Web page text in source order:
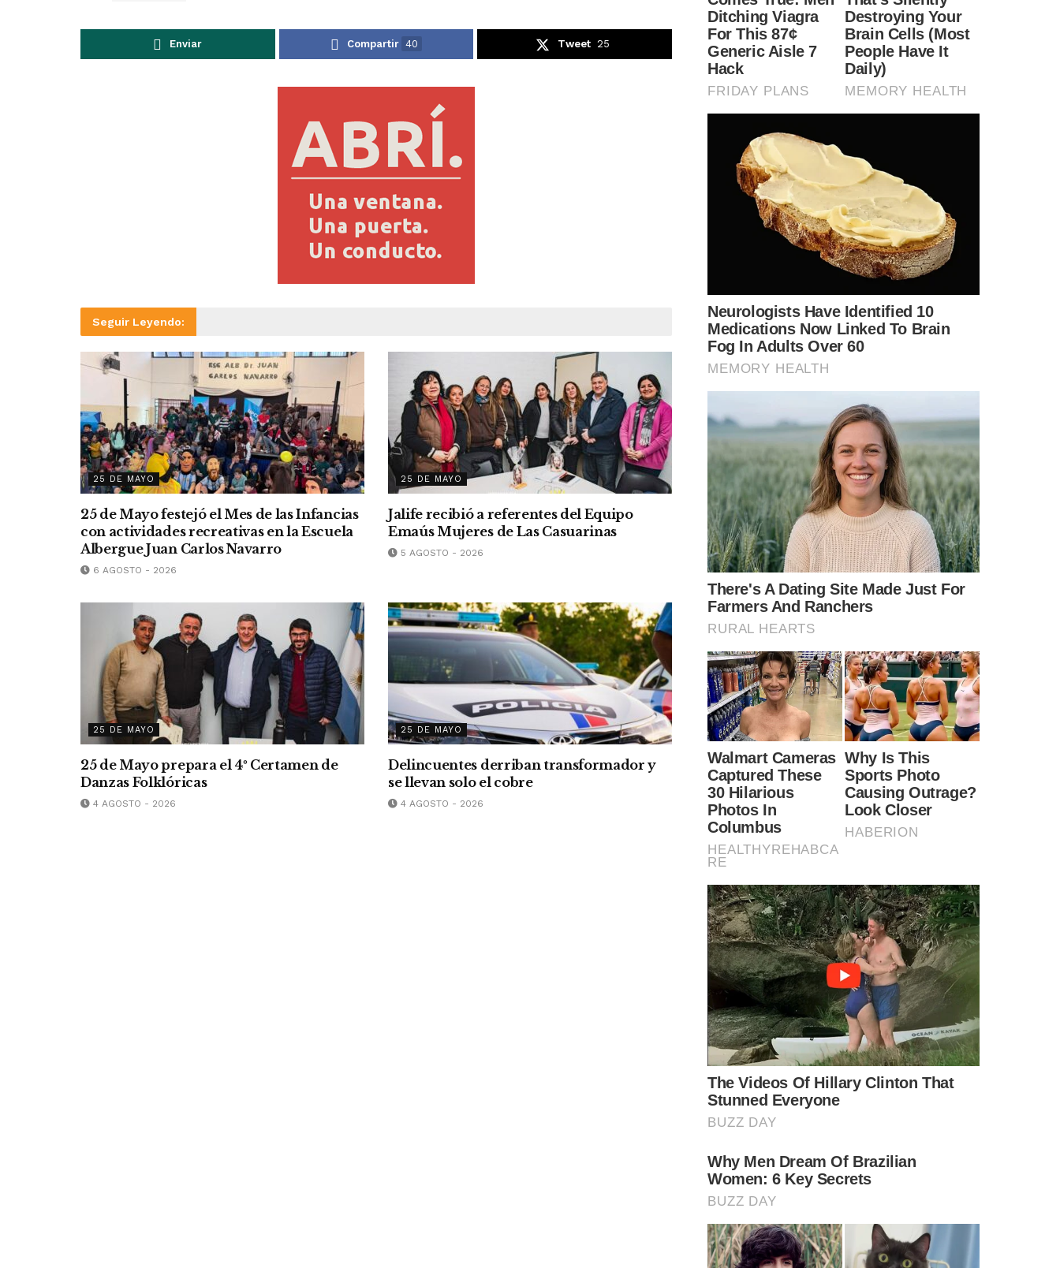
Enviar Compartir 40 Tweet 25
Seguir Leyendo:
25 DE MAYO
25 de Mayo festejó el Mes de las Infancias
con actividades recreativas en la Escuela
Albergue Juan Carlos Navarro
6 AGOSTO - 2026
25 DE MAYO
Jalife recibió a referentes del Equipo
Emaús Mujeres de Las Casuarinas
5 AGOSTO - 2026
25 DE MAYO
25 de Mayo prepara el 4º Certamen de
Danzas Folklóricas
4 AGOSTO - 2026
25 DE MAYO
Delincuentes derriban transformador y
se llevan solo el cobre
4 AGOSTO - 2026